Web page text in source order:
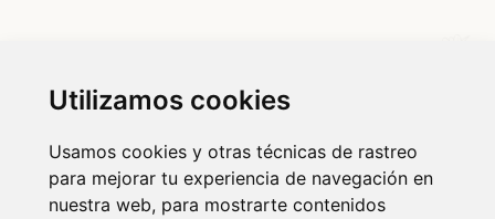
Utilizamos cookies
Usamos cookies y otras técnicas de rastreo
para mejorar tu experiencia de navegación en
nuestra web, para mostrarte contenidos
© 2020-2026 HACIENDA DEL ÁLAMO.